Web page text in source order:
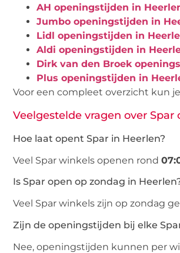
AH openingstijden in
Jumbo openingstijden in
Lidl openingstijden in
Aldi openingstijden in
Dirk van den Broek
Plus openingstijden in
Voor een compleet overzicht kun
Veelgestelde vragen over
Hoe laat opent Spar in Heerlen?
Veel Spar winkels openen rond
Is Spar open op zondag in
Veel Spar winkels zijn op zondag
Zijn de openingstijden bij elke
Nee, openingstijden kunnen per